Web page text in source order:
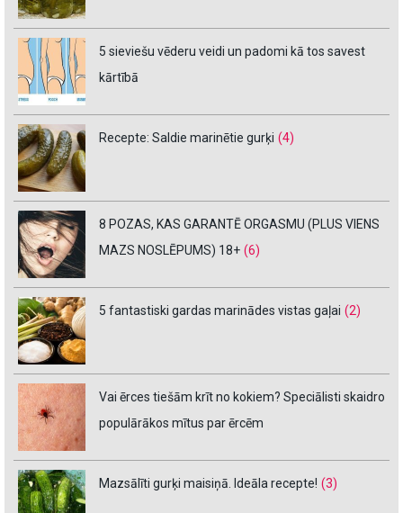
5 sieviešu vēderu veidi un padomi kā tos savest
kārtībā
Recepte: Saldie marinētie gurķi (4)
8 POZAS, KAS GARANTĒ ORGASMU (PLUS VIENS
MAZS NOSLĒPUMS) 18+ (6)
5 fantastiski gardas marinādes vistas gaļai (2)
Vai ērces tiešām krīt no kokiem? Speciālisti skaidro
populārākos mītus par ērcēm
Mazsālīti gurķi maisiņā. Ideāla recepte! (3)